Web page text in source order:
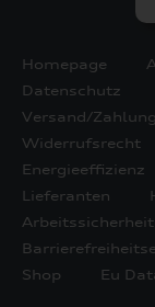
Homepage
Datenschutz
Versand/Zahlung
Widerrufsrecht
Energieeffizienz
Lieferanten
Shop
Eu